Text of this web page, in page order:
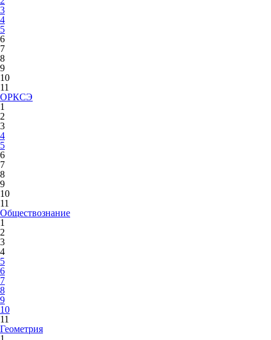
3
4
5
6
7
8
9
10
11
ОРКСЭ
1
2
3
4
5
6
7
8
9
10
11
Обществознание
1
2
3
4
5
6
7
8
9
10
11
Геометрия